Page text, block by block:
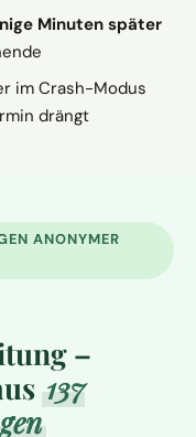
Minuten später
im Crash-Modus
drängt
ANONYMER
–
137